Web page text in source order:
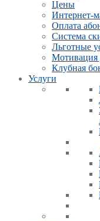
Цены
Интернет-
Оплата
Система
Льготные
Мотивация
Клубная
Услуги